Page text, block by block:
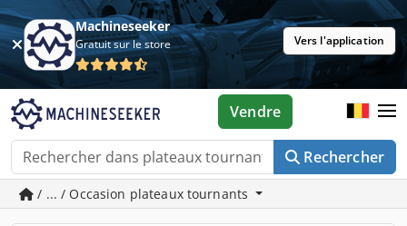
Machineseeker
Gratuit sur le store Vers l'application
Rechercher
Vendre
/ ... / Occasion plateaux tournants